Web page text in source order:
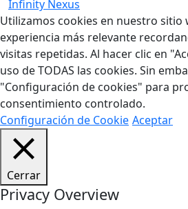
Infinity Nexus
Utilizamos cookies en nuestro sitio
experiencia más relevante
visitas repetidas. Al hacer clic en
uso de TODAS las cookies. Sin
"Configuración de cookies" para
consentimiento controlado.
Configuración de Cookie Aceptar
Cerrar
Privacy Overview